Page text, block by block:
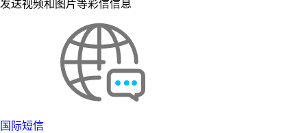
发送视频和图片等彩信信息
国际短信